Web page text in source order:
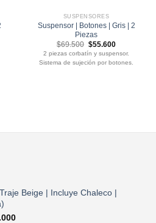
SUSPENSORES
Suspensor | Botones | Gris | 2
Piezas
$69.500 El
precio
original
era:
$55.600El
precio
actual
es:
2 piezas corbatín y suspensor.
Sistema de sujeción por botones.
Beige | Incluye Chaleco |
El